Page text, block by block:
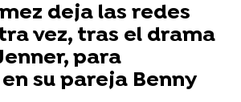
deja las redes
vez, tras el drama
para
su pareja Benny